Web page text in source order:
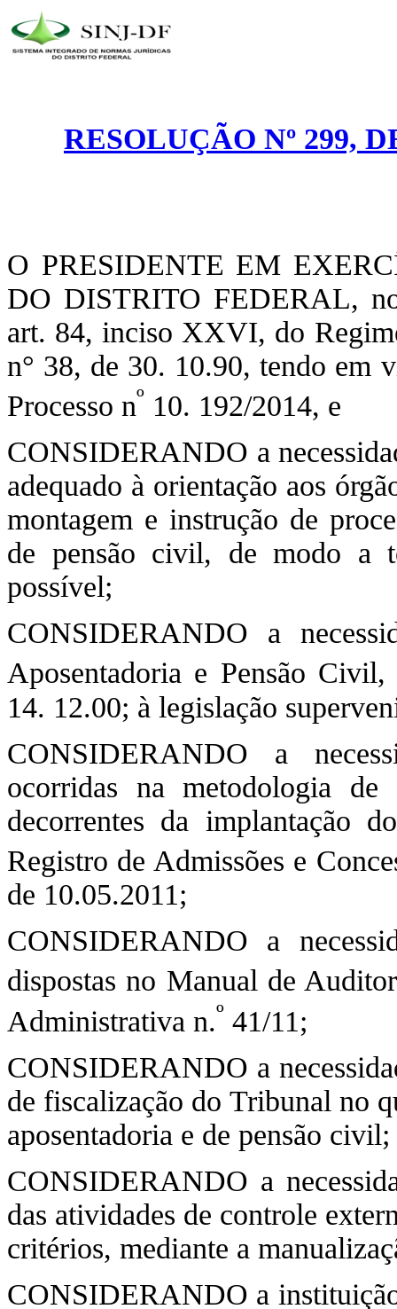
RESOLUÇÃO Nº 299,
O PRESIDENTE EM
DO DISTRITO FEDERAL,
art. 84, inciso XXVI, do
n° 38, de 30. 10.90, tendo em
Processo nº 10. 192/2014, e
CONSIDERANDO a
adequado à orientação aos
montagem e instrução de
de pensão civil, de modo a
possível;
CONSIDERANDO a
Aposentadoria e Pensão
14. 12.00; à legislação
CONSIDERANDO a
ocorridas na metodologia
decorrentes da implantação
Registro de Admissões e
de 10.05.2011;
CONSIDERANDO a
dispostas no Manual de
Administrativa n.º 41/11;
CONSIDERANDO a
de fiscalização do Tribunal no
aposentadoria e de pensão civil;
CONSIDERANDO a
das atividades de controle
critérios, mediante a
CONSIDERANDO a